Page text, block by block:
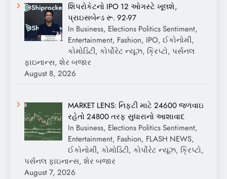
શિપરોકેટનો IPO 12 ઓગસ્ટે ખૂલશે,
પ્રાઇસબેન્ડ રૂ. 92-97
In Business, Elections Politics Sentiment,
Entertainment, Fashion, IPO, ઈકોનોમી,
કોમોડિટી, કોર્પોરેટ ન્યૂઝ, ક્રિપ્ટો, પર્સનલ
ફાઇનાન્સ, શેર બજાર
August 8, 2026
MARKET LENS: નિફ્ટી માટે 24600 જળવાઇ
રહેતો 24800 તરફ સુધારાનો આશાવાદ
In Business, Elections Politics Sentiment,
Entertainment, Fashion, FLASH NEWS,
ઈકોનોમી, કોમોડિટી, કોર્પોરેટ ન્યૂઝ, ક્રિપ્ટો,
પર્સનલ ફાઇનાન્સ, શેર બજાર
August 7, 2026